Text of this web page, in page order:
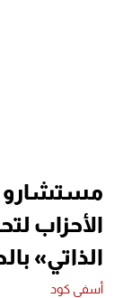
مستشارو
الأحزاب
الذاتي»
أسفي كود